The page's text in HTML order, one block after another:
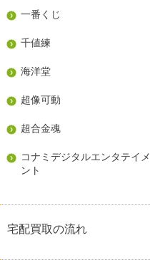
一番くじ
千値練
海洋堂
超像可動
超合金魂
コナミデジタルエンタテイメ
ント
宅配買取の流れ